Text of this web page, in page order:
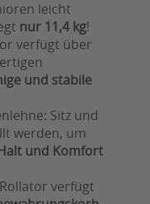
leicht
nur 11,4 kg!
verfügt über
und stabile
Sitz und
werden, um
und Komfort
verfügt